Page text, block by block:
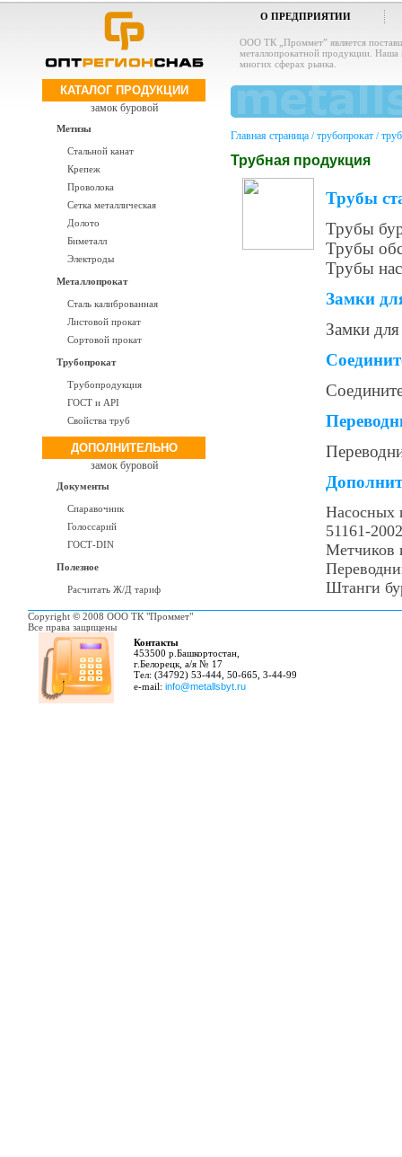
КАТАЛОГ ПРОДУКЦИИ
замок буровой
Метизы
Стальной канат
Крепеж
Проволока
Сетка металлическая
Долото
Биметалл
Электроды
Металлопрокат
Сталь калиброванная
Листовой прокат
Сортовой прокат
Трубопрокат
Трубопродукция
ГОСТ и API
Свойства труб
ДОПОЛНИТЕЛЬНО
замок буровой
Документы
Спаравочник
Голоссарий
ГОСТ-DIN
Полезное
Расчитать Ж/Д тариф
О ПРЕДПРИЯТИИ
ООО ТК „Проммет” является
металлопрокатной продукции. Наша
многих сферах рынка.
Главная страница / трубопрокат /
Трубная продукция
Трубы
Трубы
Трубы
Трубы
Замки
Замки
Насосных
51161-2002
Метчиков
Штанги
Copyright © 2008 ООО ТК "Проммет"
Все права защищены
Контакты
453500 р.Башкортостан,
г.Белорецк, а/я № 17
Тел: (34792) 53-444, 50-665, 3-44-99
e-mail: info@metallsbyt.ru